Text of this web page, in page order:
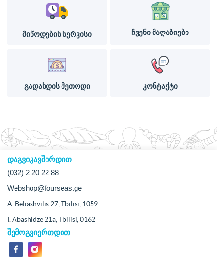
მიწოდების სერვისი ჩვენი მაღაზიები
გადახდის მეთოდი კონტაქტი
დაგვიკავშირდით
(032) 2 20 22 88
Webshop@fourseas.ge
A. Beliashvilis 27, Tbilisi, 1059
I. Abashidze 21a, Tbilisi, 0162
შემოგვიერთდით